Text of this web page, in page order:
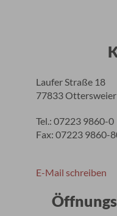
Laufer Straße 18
77833 Ottersweier
Tel.: 07223 9860-0
Fax: 07223 9860-
E-Mail schreiben